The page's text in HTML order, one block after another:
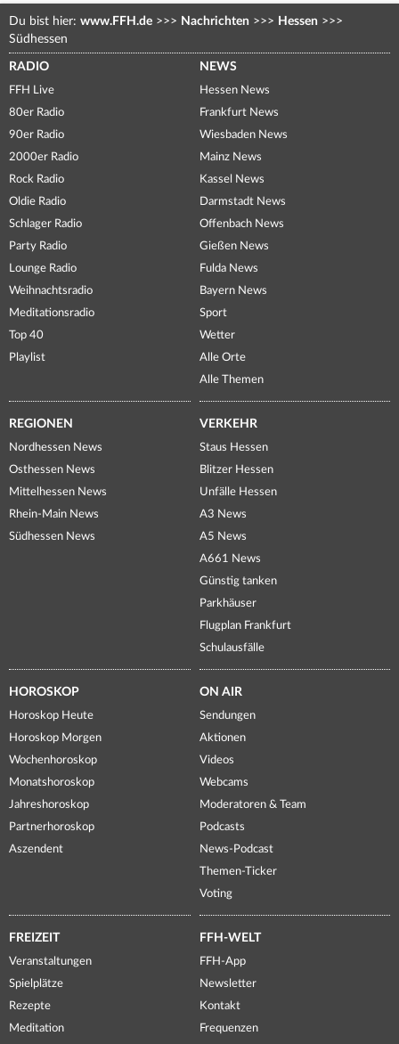
Du bist hier: www.FFH.de >>> Nachrichten >>> Hessen >>>
Südhessen
RADIO
FFH Live
80er Radio
90er Radio
2000er Radio
Rock Radio
Oldie Radio
Schlager Radio
Party Radio
Lounge Radio
Weihnachtsradio
Meditationsradio
Top 40
Playlist
NEWS
Hessen News
Frankfurt News
Wiesbaden News
Mainz News
Kassel News
Darmstadt News
Offenbach News
Gießen News
Fulda News
Bayern News
Sport
Wetter
Alle Orte
Alle Themen
REGIONEN
Nordhessen News
Osthessen News
Mittelhessen News
Rhein-Main News
Südhessen News
VERKEHR
Staus Hessen
Blitzer Hessen
Unfälle Hessen
A3 News
A5 News
A661 News
Günstig tanken
Parkhäuser
Flugplan Frankfurt
Schulausfälle
HOROSKOP
Horoskop Heute
Horoskop Morgen
Wochenhoroskop
Monatshoroskop
Jahreshoroskop
Partnerhoroskop
Aszendent
ON AIR
Sendungen
Aktionen
Videos
Webcams
Moderatoren & Team
Podcasts
News-Podcast
Themen-Ticker
Voting
FREIZEIT
Veranstaltungen
Spielplätze
Rezepte
Meditation
FFH-WELT
FFH-App
Newsletter
Kontakt
Frequenzen